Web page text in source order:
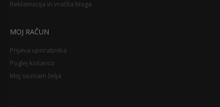
Reklamacija in vračila blaga
MOJ RAČUN
Prijava uporabnika
Poglej košarico
Moj seznam želja